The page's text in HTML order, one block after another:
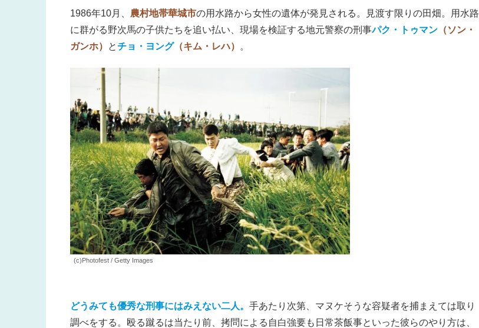
1986年10月、 農村地帯華城市の用水路から女性の遺体が発見される。見渡す限りの田畑。用水路
に群がる野次馬の子供たちを追い払い、現場を検証する地元警察の刑事パク・トゥマン （ソン・
ガンホ）
とチョ・ヨング（キム・レハ） 。
(c)Photofest / Getty Images
どうみても優秀な刑事にはみえない二人。 手あたり次第、マヌケそうな容疑者を捕まえては取り
調べをする。殴る蹴るは当たり前、拷問による自白強要も日常茶飯事といった彼らのやり方は、